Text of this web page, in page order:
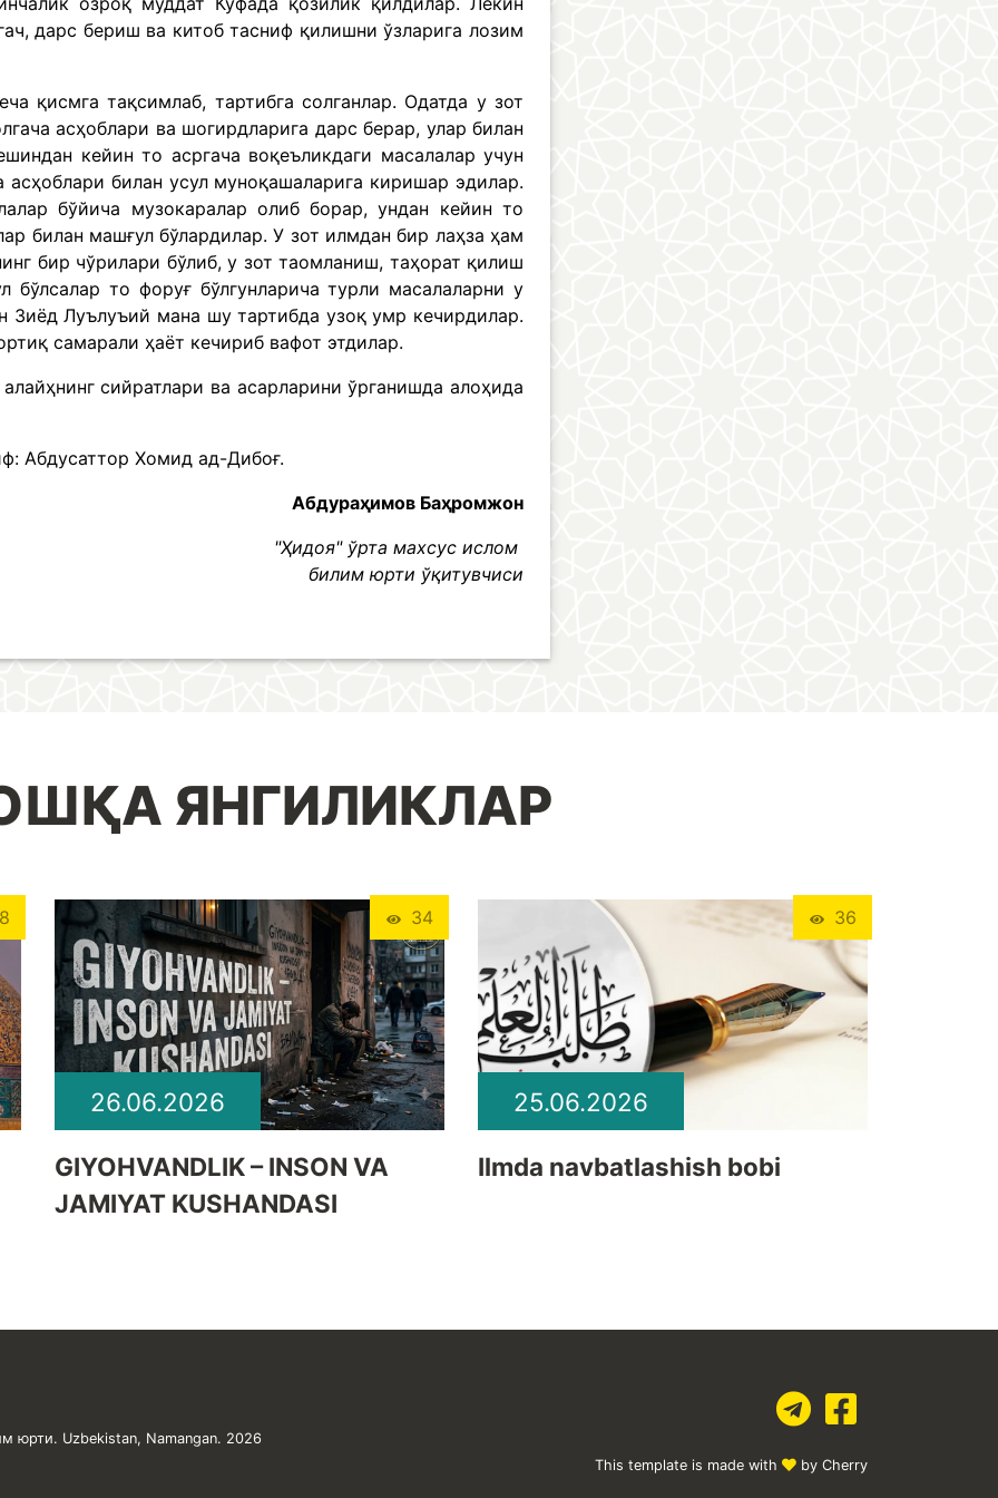
дарс бериш ва китоб тасниф қилишни ўзларига лозим
қисмга тақсимлаб, тартибга солганлар. Одатда у зот
асҳоблари ва шогирдларига дарс берар, улар билан
кейин то асргача воқеъликдаги масалалар учун
билан усул муноқашаларига киришар эдилар.
бўйича музокаралар олиб борар, ундан кейин то
билан машғул бўлардилар. У зот илмдан бир лаҳза ҳам
бир чўрилари бўлиб, у зот таомланиш, таҳорат қилиш
то форуғ бўлгунларича турли масалаларни у
Луълуъий мана шу тартибда узоқ умр кечирдилар.
самарали ҳаёт кечириб вафот этдилар.
сийратлари ва асарларини ўрганишда алоҳида
Абдусаттор Хомид ад-Дибоғ.
Абдураҳимов Баҳромжон
"Ҳидоя" ўрта махсус ислом
билим юрти ўқитувчиси
ЯНГИЛИКЛАР
34
26.06.2026
GIYOHVANDLIK – INSON VA
JAMIYAT KUSHANDASI
36
25.06.2026
Ilmda navbatlashish bobi
This template is made with by Cherry
юрти. Uzbekistan, Namangan. 2026